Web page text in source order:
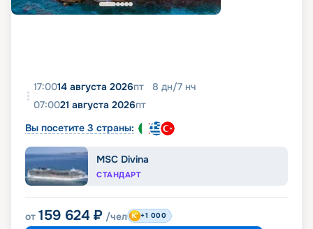
17:0014 августа 2026пт 8 дн/7 нч
07:0021 августа 2026пт
Вы посетите 3 страны:
MSC Divina
СТАНДАРТ
от 159 624 ₽ /чел +1 000